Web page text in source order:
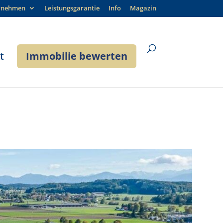
Leistungsgarantie Info Magazin
Immobilie bewerten